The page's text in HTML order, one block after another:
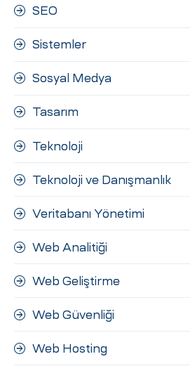
SEO
Sistemler
Sosyal Medya
Tasarım
Teknoloji
Teknoloji ve Danışmanlık
Veritabanı Yönetimi
Web Analitiği
Web Geliştirme
Web Güvenliği
Web Hosting